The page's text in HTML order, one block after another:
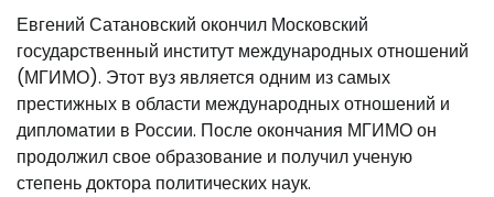
Евгений Сатановский окончил Московский
государственный институт международных отношений
(МГИМО). Этот вуз является одним из самых
престижных в области международных отношений и
дипломатии в России. После окончания МГИМО он
продолжил свое образование и получил ученую
степень доктора политических наук.